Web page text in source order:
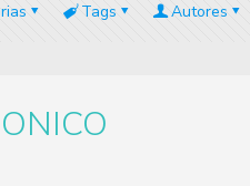
Tags Autores